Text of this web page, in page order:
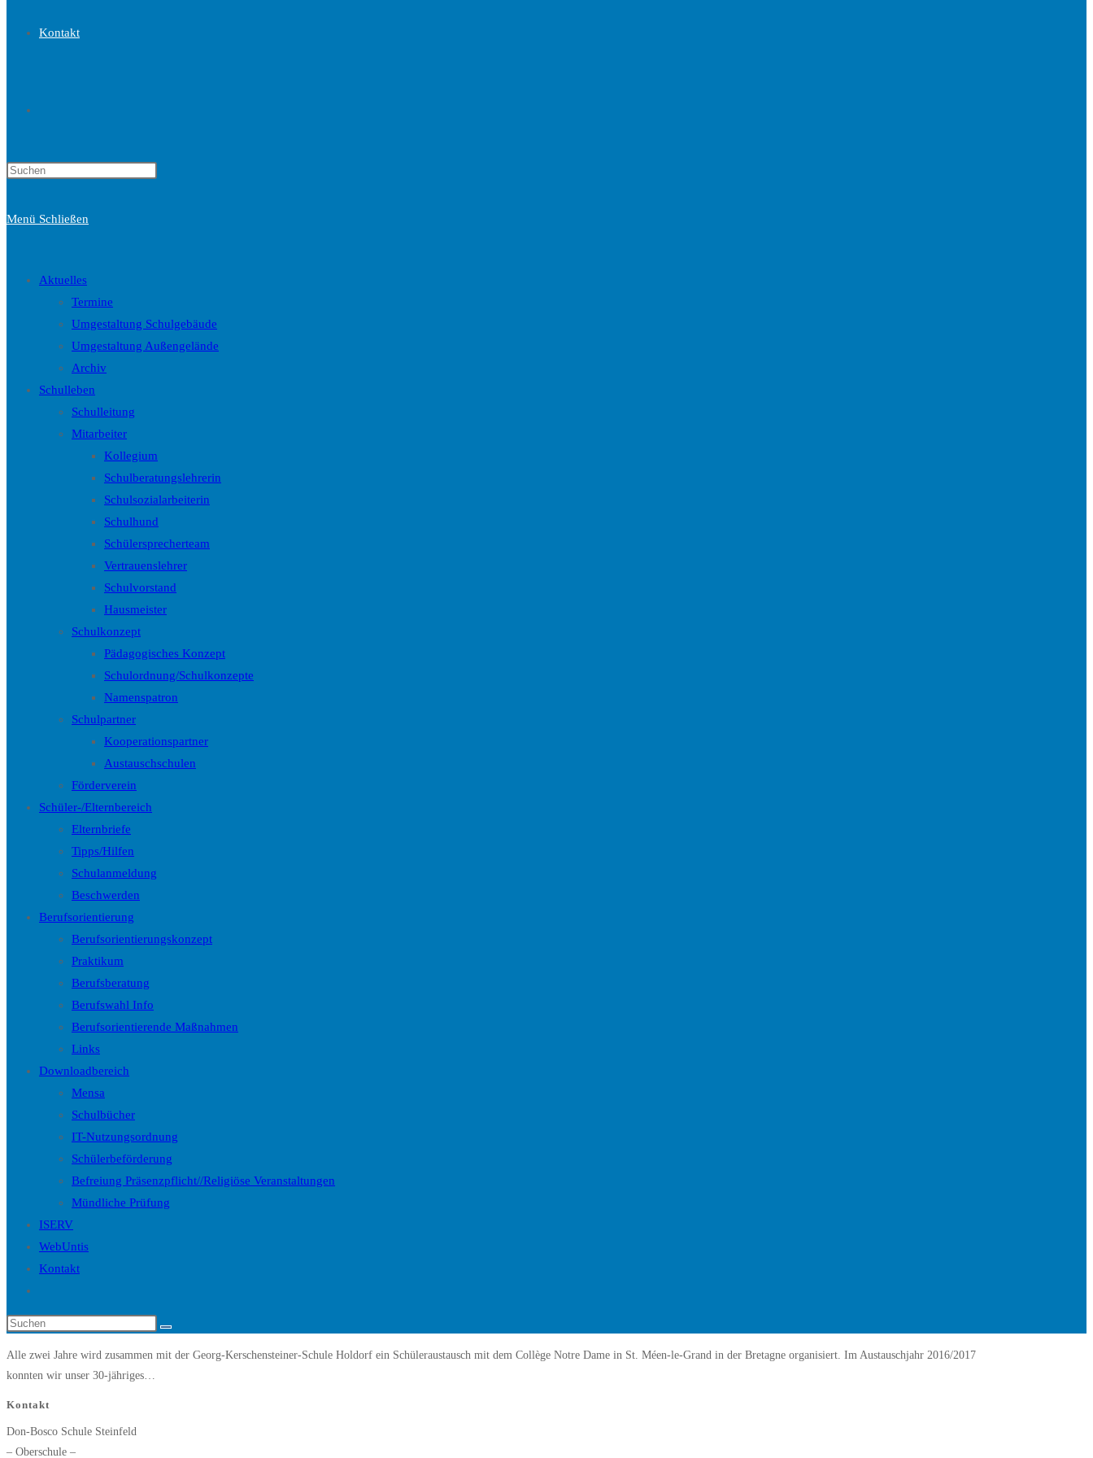
Kontakt
Menü Schließen
Aktuelles
Termine
Umgestaltung Schulgebäude
Umgestaltung Außengelände
Archiv
Schulleben
Schulleitung
Mitarbeiter
Kollegium
Schulberatungslehrerin
Schulsozialarbeiterin
Schulhund
Schülersprecherteam
Vertrauenslehrer
Schulvorstand
Hausmeister
Schulkonzept
Pädagogisches Konzept
Schulordnung/Schulkonzepte
Namenspatron
Schulpartner
Kooperationspartner
Austauschschulen
Förderverein
Schüler-/Elternbereich
Elternbriefe
Tipps/Hilfen
Schulanmeldung
Beschwerden
Berufsorientierung
Berufsorientierungskonzept
Praktikum
Berufsberatung
Berufswahl Info
Berufsorientierende Maßnahmen
Links
Downloadbereich
Mensa
Schulbücher
IT-Nutzungsordnung
Schülerbeförderung
Befreiung Präsenzpflicht//Religiöse Veranstaltungen
Mündliche Prüfung
ISERV
WebUntis
Kontakt
umschalten
Diese
Alle zwei Jahre wird zusammen mit der Georg-Kerschensteiner-Schule Holdorf ein Schüleraustausch mit dem Collège Notre Dame in St. Méen-le-Grand in der Bretagne organisiert. Im Austauschjahr 2016/2017
konnten wir unser 30-jähriges…
Kontakt
Don-Bosco Schule Steinfeld
– Oberschule –